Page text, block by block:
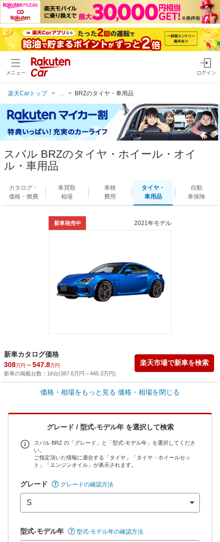
メニュー ログイン
楽天Carトップ BRZのタイヤ・車用品
スバル BRZのタイヤ・ホイール・オイ
ル・車用品
カタログ・
価格・燃費
車買取
相場
車検
費用
タイヤ・
車用品
自動
車保険
新車発売中 2021年モデル
新車カタログ価格
308万円 ～547.8万円
新車の掲載台数： 16台(387.6万円 ～445.3万円)
楽天市場で新車を検索
車買取価格 *
車買取相場
全国平均の車検価格 *
65,050円
楽天Car車検で
店舗を検索
*当該価格は車種別の価格となります。
価格・相場をもっと見る 価格・相場を閉じる
グレード / 型式-モデル年 を選択して検索
スバル BRZ の「グレード」と「型式-モデル年」を選択してくださ
い。
ご指定頂いた情報に適合する「タイヤ」「タイヤ・ホイールセッ
ト」「エンジンオイル」が表示されます。
グレード グレードの確認方法
型式-モデル年 型式-モデル年の確認方法